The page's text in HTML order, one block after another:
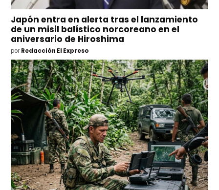
Japón entra en alerta tras el lanzamiento
de un misil balístico norcoreano en el
aniversario de Hiroshima
por Redacción El Expreso